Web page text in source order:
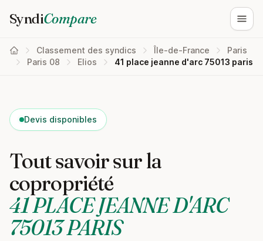
SyndiCompare
Classement des syndics Île-de-France
Paris
Paris 08
Elios 41 place jeanne d'arc 75013 paris
Devis disponibles
Tout savoir sur la
copropriété
41 PLACE JEANNE D'ARC
75013 PARIS